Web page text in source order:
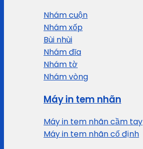
Nhám cuộn
Nhám xốp
Bùi nhùi
Nhám đĩa
Nhám tờ
Nhám vòng
Máy in tem nhãn
Máy in tem nhãn cầm tay
Máy in tem nhãn cố định